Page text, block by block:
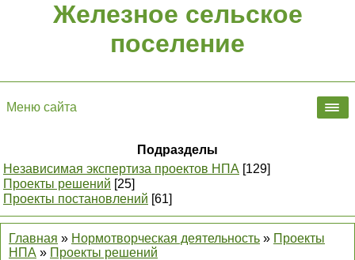
Железное сельское
поселение
Меню сайта
Подразделы
Независимая экспертиза проектов НПА [129]
Проекты решений [25]
Проекты постановлений [61]
Главная » Нормотворческая деятельность » Проекты
НПА » Проекты решений